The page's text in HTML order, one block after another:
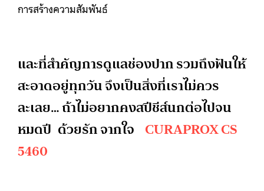
การสร้างความสัมพันธ์
และที่สำคัญการดูแลช่องปาก รวมถึงฟันให้
สะอาดอยู่ทุกวัน จึงเป็นสิ่งที่เราไม่ควร
ละเลย…ถ้าไม่อยากคงสปีชีส์นกต่อไปจน
หมดปี ด้วยรัก จากใจ CURAPROX CS
5460